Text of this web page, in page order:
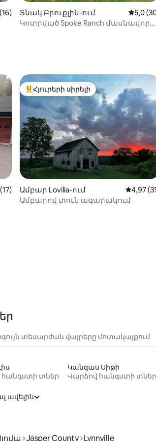
վարկանիշը՝ 5-ից 4,81, 16 կարծիք
Տնակ Բրուքլին-ում Միջին
5,0
Կոտրված Spoke Ranch մասնավոր
վարկանիշը՝ 5-ից 5,0, 17 կարծիք
Հյուրերի սիրելի լավագույն տները
Հյուրերի սիրելի
Ամբար Lovilia-ում Միջին
4,97
Ամբարով տուն ագարակում
տեսարժան վայրերը մոտակայքում
տներ
Կանզաս Սիթի
Վարձով հանգստի տներ
ավելին
Jasper County Lynnville